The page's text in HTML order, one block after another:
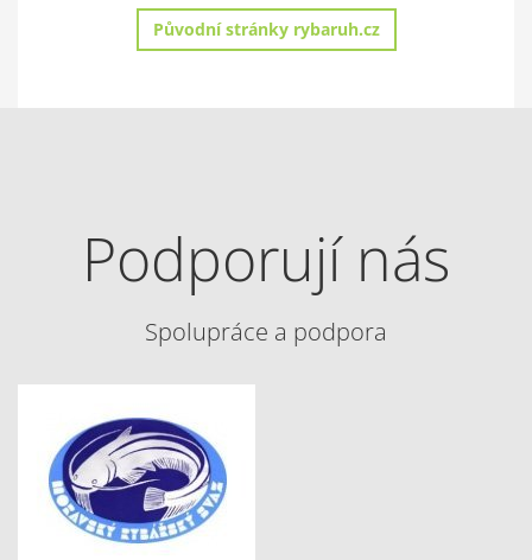
Původní stránky rybaruh.cz
Podporují nás
Spolupráce a podpora